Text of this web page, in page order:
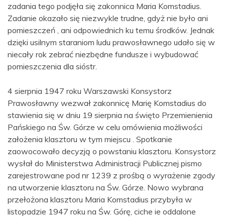
zadania tego podjęła się zakonnica Maria Komstadius.
Zadanie okazało się niezwykle trudne, gdyż nie było ani
pomieszczeń , ani odpowiednich ku temu środków. Jednak
dzięki usilnym staraniom ludu prawosławnego udało się w
niecały rok zebrać niezbędne fundusze i wybudować
pomieszczenia dla sióstr.
4 sierpnia 1947 roku Warszawski Konsystorz
Prawosławny wezwał zakonnicę Marię Komstadius do
stawienia się w dniu 19 sierpnia na święto Przemienienia
Pańskiego na Św. Górze w celu omówienia możliwości
założenia klasztoru w tym miejscu . Spotkanie
zaowocowało decyzją o powstaniu klasztoru. Konsystorz
wysłał do Ministerstwa Administracji Publicznej pismo
zarejestrowane pod nr 1239 z prośbą o wyrażenie zgody
na utworzenie klasztoru na Św. Górze. Nowo wybrana
przełożona klasztoru Maria Komstadius przybyła w
listopadzie 1947 roku na Św. Górę, ciche ie oddalone